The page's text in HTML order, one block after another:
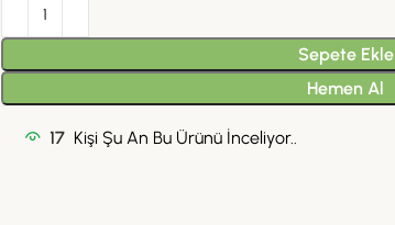
Sepete Ekle
Hemen Al
17 Kişi Şu An Bu Ürünü İnceliyor..